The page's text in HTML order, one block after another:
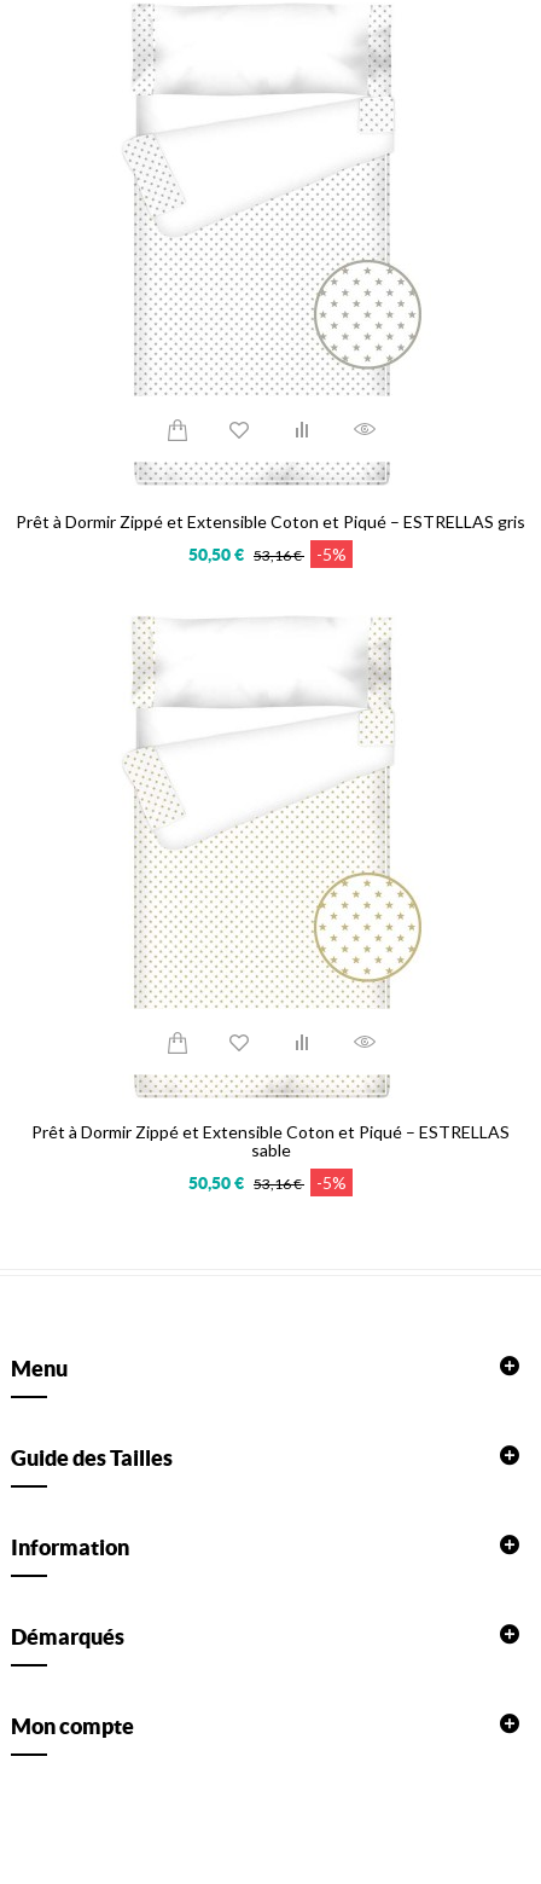
Prêt à Dormir Zippé et Extensible Coton et Piqué – ESTRELLAS gris
50,50 € 53,16 € -5%
Prêt à Dormir Zippé et Extensible Coton et Piqué – ESTRELLAS
sable
50,50 € 53,16 € -5%
Menu
Guide des Tailles
Information
Démarqués
Mon compte